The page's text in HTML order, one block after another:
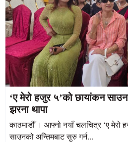
‘ए मेरो हजुर ५’को छायांकन साउन
झरना थापा
काठमाडौँ । आफ्नो नयाँ चलचित्र ‘ए मेरो
साउनको अन्तिमबाट सुरु गर्न...